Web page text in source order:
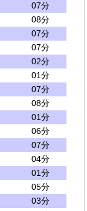
07分
08分
07分
07分
02分
01分
07分
08分
01分
06分
07分
04分
01分
05分
03分